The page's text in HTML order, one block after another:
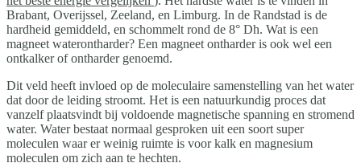
Brabant, Overijssel, Zeeland, en Limburg. In de Randstad is de
hardheid gemiddeld, en schommelt rond de 8° Dh. Wat is een
magneet waterontharder? Een magneet ontharder is ook wel een
ontkalker of ontharder genoemd.
Dit veld heeft invloed op de moleculaire samenstelling van het water
dat door de leiding stroomt. Het is een natuurkundig proces dat
vanzelf plaatsvindt bij voldoende magnetische spanning en stromend
water. Water bestaat normaal gesproken uit een soort super
moleculen waar er weinig ruimte is voor kalk en magnesium
moleculen om zich aan te hechten.